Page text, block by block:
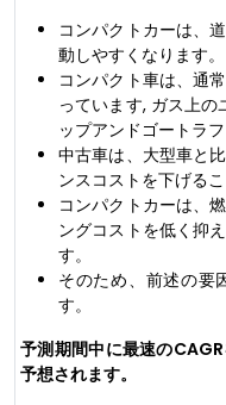
コンパクトカーは、
動しやすくなります。
コンパクト車は、通
っています, ガス上
ップアンドゴートラ
中古車は、大型車と
ンスコストを下げるこ
コンパクトカーは、
ングコストを低く抑
す。
そのため、前述の要
す。
予測期間中に最速の
予想されます。